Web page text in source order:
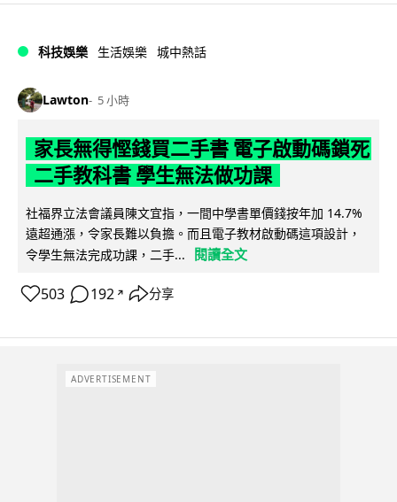
科技娛樂 生活娛樂 城中熱話
Lawton 5 小時
家長無得慳錢買二手書 電子啟動碼鎖死
二手教科書 學生無法做功課
社福界立法會議員陳文宜指，一間中學書單價錢按年加 14.7%
遠超通漲，令家長難以負擔。而且電子教材啟動碼這項設計，
令學生無法完成功課，二手...
閱讀全文
503 192 ↗ 分享
ADVERTISEMENT